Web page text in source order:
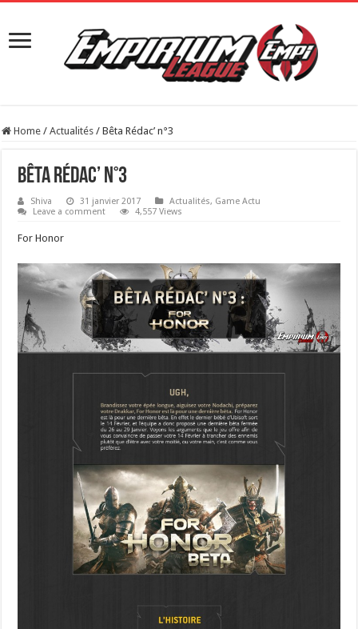
Home / Actualités / Bêta Rédac’ n°3
Bêta Rédac’ n°3
Shiva 31 janvier 2017 Actualités, Game Actu
Leave a comment
4,557 Views
For Honor